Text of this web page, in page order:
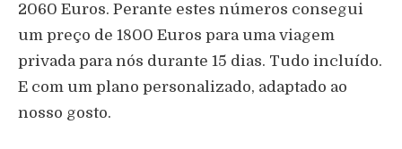
2060 Euros. Perante estes números consegui
um preço de 1800 Euros para uma viagem
privada para nós durante 15 dias. Tudo incluído.
E com um plano personalizado, adaptado ao
nosso gosto.